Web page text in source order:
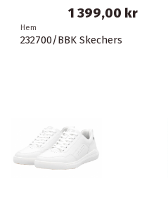
Hem
232700/BBK Skechers
1 399,00 kr